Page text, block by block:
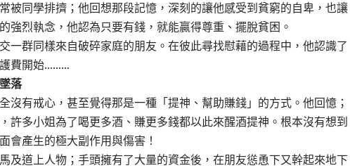
被同學排擠；他回想那段記憶，深刻的讓他感受到貧窮的自卑，也讓
強烈執念，他認為只要有錢，就能贏得尊重、擺脫貧困。
一群同樣來自破碎家庭的朋友。在彼此尋找慰藉的過程中，他認識了
費開始………
落
沒有戒心，甚至覺得那是一種「提神、幫助賺錢」的方式。他回憶；
許多小姐為了喝更多酒、賺更多錢都以此來醒酒提神。根本沒有想到
會產生的極大副作用與傷害！
及道上人物；手頭擁有了大量的資金後，在朋友慫恿下又幹起來地下